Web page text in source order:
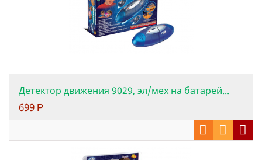
Детектор движения 9029, эл/мех на батарей...
699 Р